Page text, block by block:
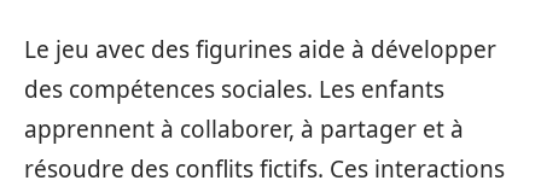
Le jeu avec des figurines aide à développer
des compétences sociales. Les enfants
apprennent à collaborer, à partager et à
résoudre des conflits fictifs. Ces interactions